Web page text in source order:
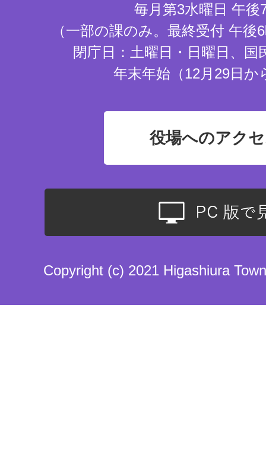
毎月第3水曜日 午後
（一部の課のみ。最終受付 午
閉庁日：土曜日・日曜日、国
年末年始（12月29日か
役場へのアク
Copyright (c) 2021 Higashiura